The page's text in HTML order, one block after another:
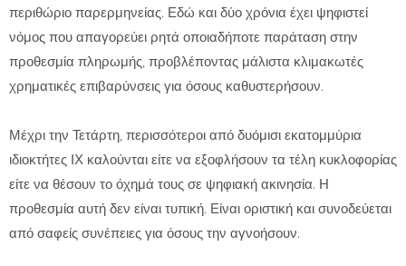
περιθώριο παρερμηνείας. Εδώ και δύο χρόνια έχει ψηφιστεί
νόμος που απαγορεύει ρητά οποιαδήποτε παράταση στην
προθεσμία πληρωμής, προβλέποντας μάλιστα κλιμακωτές
χρηματικές επιβαρύνσεις για όσους καθυστερήσουν.
Μέχρι την Τετάρτη, περισσότεροι από δυόμισι εκατομμύρια
ιδιοκτήτες ΙΧ καλούνται είτε να εξοφλήσουν τα τέλη κυκλοφορίας
είτε να θέσουν το όχημά τους σε ψηφιακή ακινησία. Η
προθεσμία αυτή δεν είναι τυπική. Είναι οριστική και συνοδεύεται
από σαφείς συνέπειες για όσους την αγνοήσουν.